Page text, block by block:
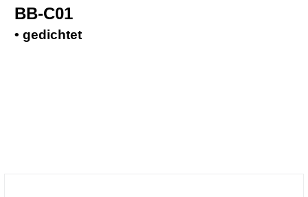
BB-C01
• gedichtet